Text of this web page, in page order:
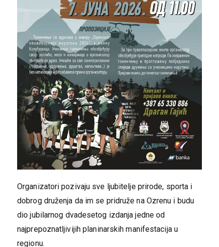
Organizatori pozivaju sve ljubitelje prirode, sporta i
dobrog druženja da im se pridruže na Ozrenu i budu
dio jubilarnog dvadesetog izdanja jedne od
najprepoznatljivijih planinarskih manifestacija u
regionu.